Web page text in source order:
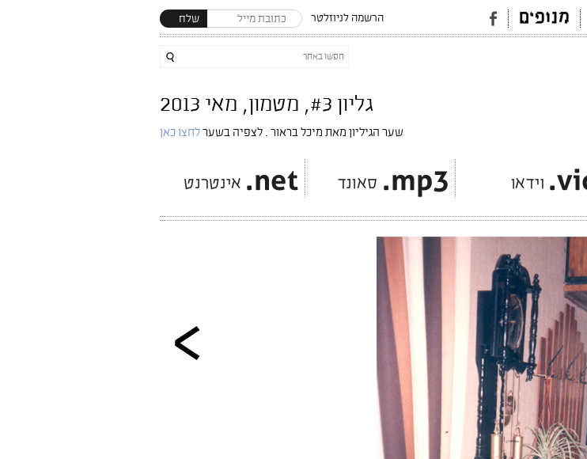
הרשמה לניוזלטר שלח
גליון #3, מטמון, מאי 2013
שער הגיליון מאת מיכל בראור . לצפיה בשערלחצו כאן